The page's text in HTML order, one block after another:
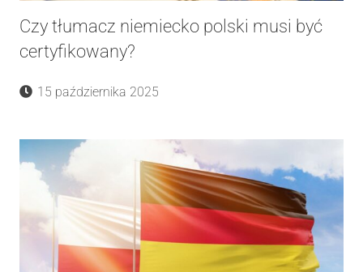
Czy tłumacz niemiecko polski musi być
certyfikowany?
15 października 2025